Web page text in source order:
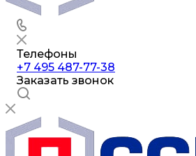
Телефоны
+7 495 487-77-38
Заказать звонок